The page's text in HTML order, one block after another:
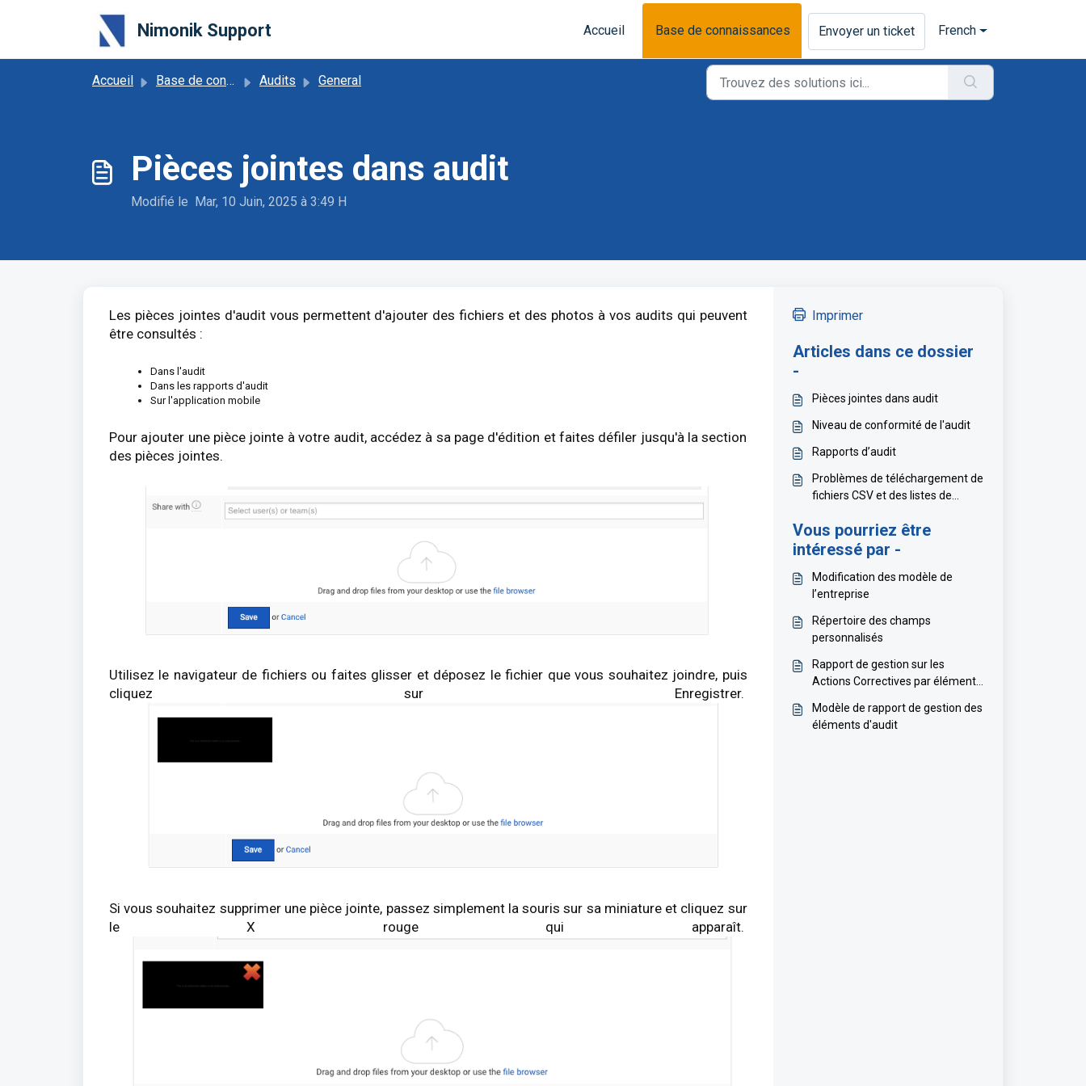
Nimonik Support Accueil Base de connaissances Envoyer un ticket French
Accueil Base de connaissances Audits General
Pièces jointes dans audit
Modifié le Mar, 10 Juin, 2025 à 3:49 H
Les pièces jointes d'audit vous permettent d'ajouter des fichiers et des photos à vos audits qui peuvent
être consultés :
Dans l'audit
Dans les rapports d'audit
Sur l'application mobile
Pour ajouter une pièce jointe à votre audit, accédez à sa page d'édition et faites défiler jusqu'à la section
des pièces jointes.
Utilisez le navigateur de fichiers ou faites glisser et déposez le fichier que vous souhaitez joindre, puis
cliquez sur Enregistrer.
Si vous souhaitez supprimer une pièce jointe, passez simplement la souris sur sa miniature et cliquez sur
le X rouge qui apparaît.
Imprimer
Articles dans ce dossier
-
Pièces jointes dans audit
Niveau de conformité de l'audit
Rapports d’audit
Problèmes de téléchargement de
fichiers CSV et des listes de
Vous pourriez être
intéressé par -
Modification des modèle de
l’entreprise
Répertoire des champs
personnalisés
Rapport de gestion sur les
Actions Correctives par élément
Modèle de rapport de gestion des
éléments d'audit